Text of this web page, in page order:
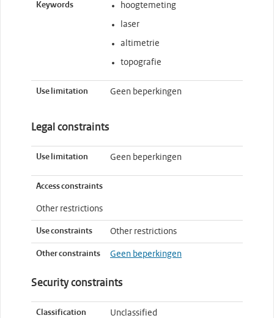
Keywords hoogtemeting
laser
altimetrie
topografie
Use limitation Geen beperkingen
Legal constraints
Use limitation Geen beperkingen
Access constraints
Other restrictions
Use constraints Other restrictions
Other constraints Geen beperkingen
Security constraints
Classification Unclassified